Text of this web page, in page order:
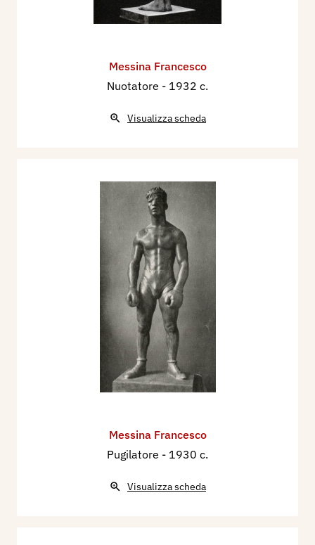
Messina Francesco
Nuotatore - 1932 c.
Visualizza scheda
Messina Francesco
Pugilatore - 1930 c.
Visualizza scheda